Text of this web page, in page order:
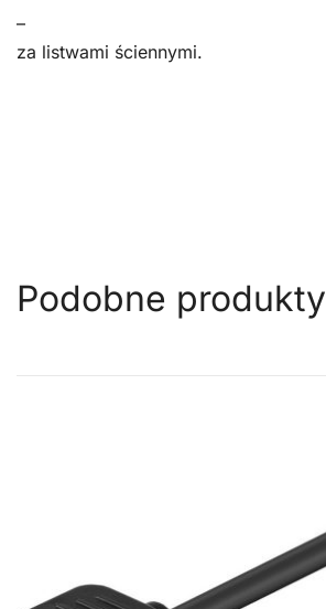
–
za listwami ściennymi.
Podobne produkty